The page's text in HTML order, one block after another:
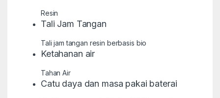
Resin
Tali Jam Tangan
Tali jam tangan resin berbasis bio
Ketahanan air
Tahan Air
Catu daya dan masa pakai baterai